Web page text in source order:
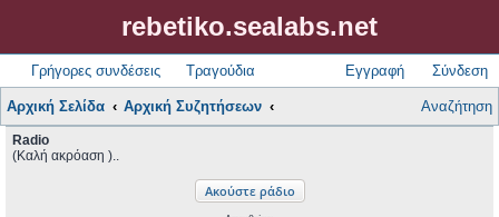
rebetiko.sealabs.net
Γρήγορες συνδέσεις Τραγούδια Σύνδεση
Εγγραφή
Αρχική Σελίδα Αρχική Συζητήσεων Αναζήτηση
Radio
(Καλή ακρόαση )..